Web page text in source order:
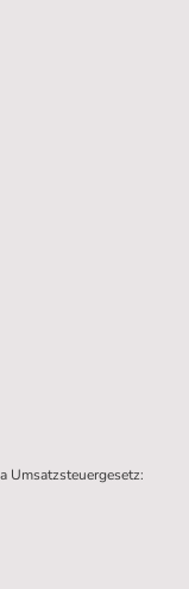
Umsatzsteuergesetz: